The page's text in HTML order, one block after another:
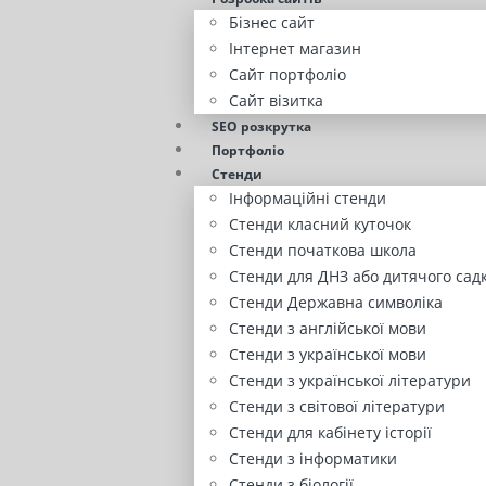
Бізнес сайт
Інтернет магазин
Сайт портфоліо
Сайт візитка
SEO розкрутка
Портфоліо
Стенди
Інформаційні стенди
Стенди класний куточок
Стенди початкова школа
Стенди для ДНЗ або дитячого
Стенди Державна символіка
Стенди з англійської мови
Стенди з української мови
Стенди з української літератури
Стенди з світової літератури
Стенди для кабінету історії
Стенди з інформатики